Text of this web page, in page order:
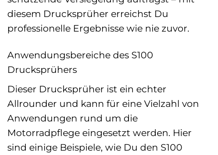
diesem Drucksprüher erreichst Du
professionelle Ergebnisse wie nie zuvor.
Anwendungsbereiche des S100
Drucksprühers
Dieser Drucksprüher ist ein echter
Allrounder und kann für eine Vielzahl von
Anwendungen rund um die
Motorradpflege eingesetzt werden. Hier
sind einige Beispiele, wie Du den S100